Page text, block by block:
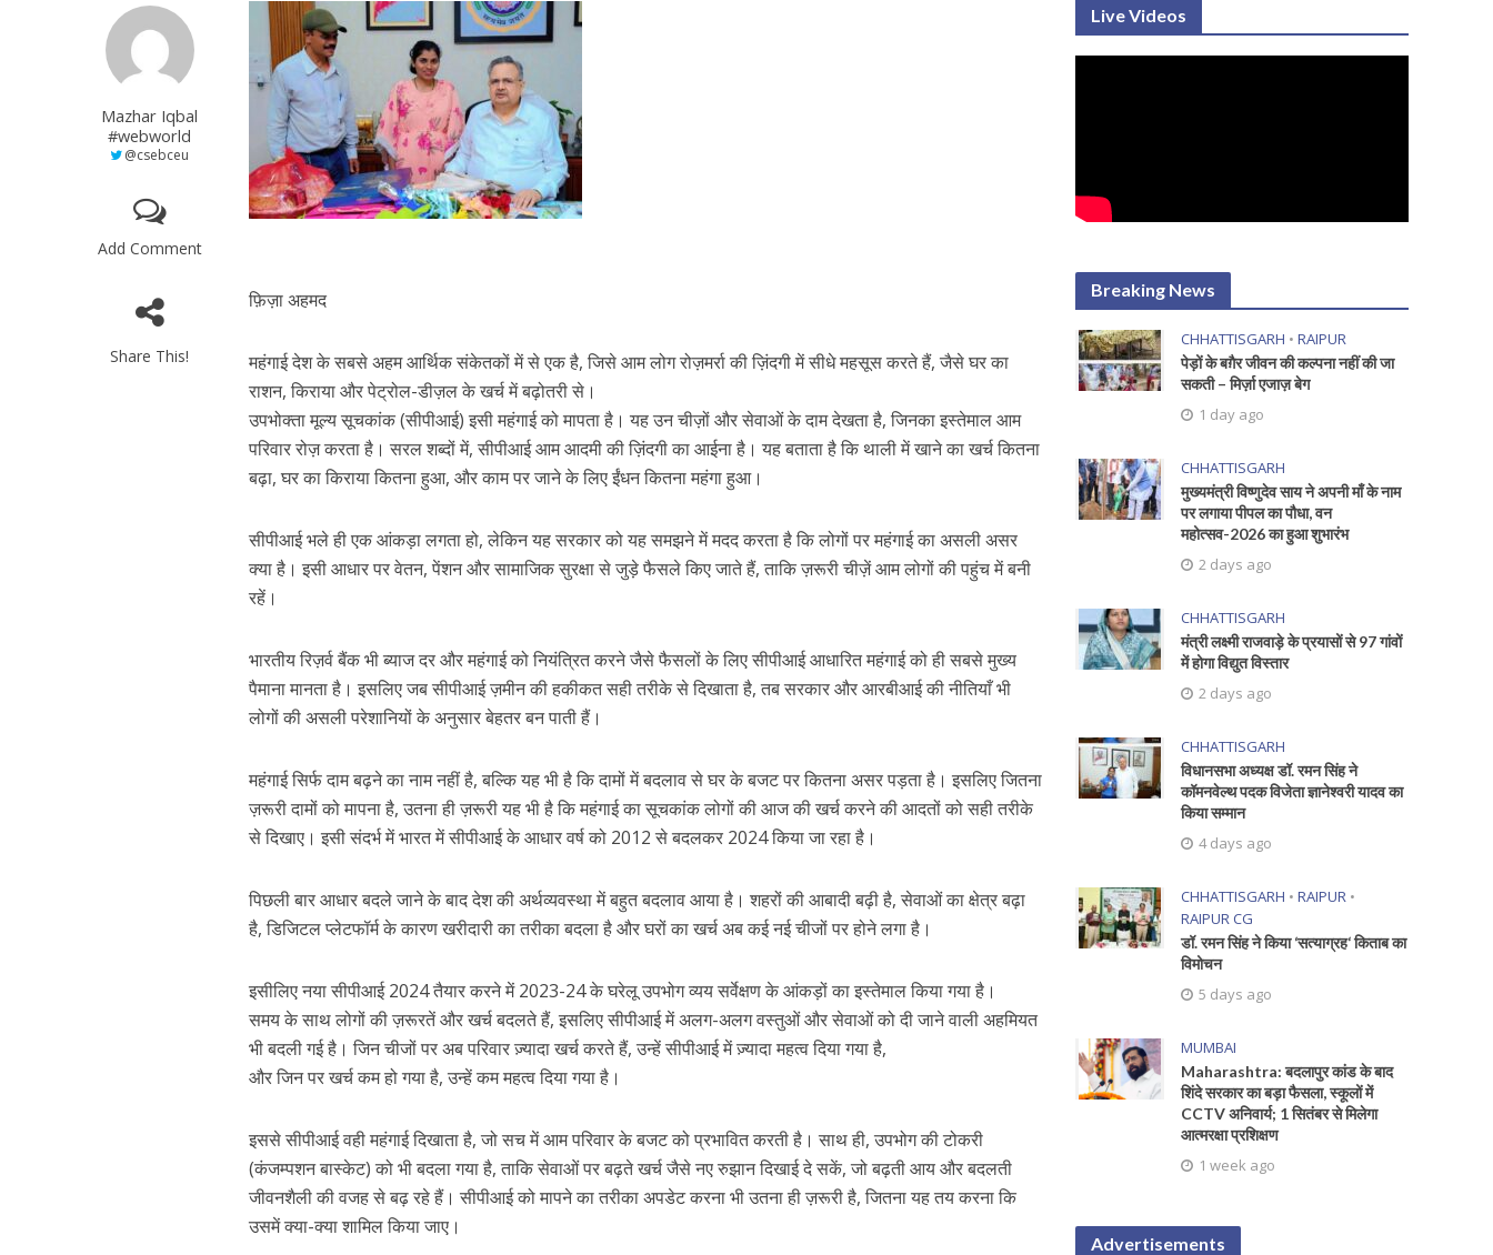
Mazhar Iqbal
#webworld
@csebceu
Add Comment
Share This!
फ़िज़ा अहमद
महंगाई देश के सबसे अहम आर्थिक संकेतकों में से एक है, जिसे आम लोग रोज़मर्रा की ज़िंदगी में सीधे महसूस करते हैं, जैसे घर का
राशन, किराया और पेट्रोल-डीज़ल के खर्च में बढ़ोतरी से।
उपभोक्ता मूल्य सूचकांक (सीपीआई) इसी महंगाई को मापता है। यह उन चीज़ों और सेवाओं के दाम देखता है, जिनका इस्तेमाल आम
परिवार रोज़ करता है। सरल शब्दों में, सीपीआई आम आदमी की ज़िंदगी का आईना है। यह बताता है कि थाली में खाने का खर्च कितना
बढ़ा, घर का किराया कितना हुआ, और काम पर जाने के लिए ईंधन कितना महंगा हुआ।
सीपीआई भले ही एक आंकड़ा लगता हो, लेकिन यह सरकार को यह समझने में मदद करता है कि लोगों पर महंगाई का असली असर
क्या है। इसी आधार पर वेतन, पेंशन और सामाजिक सुरक्षा से जुड़े फैसले किए जाते हैं, ताकि ज़रूरी चीज़ें आम लोगों की पहुंच में बनी
रहें।
भारतीय रिज़र्व बैंक भी ब्याज दर और महंगाई को नियंत्रित करने जैसे फैसलों के लिए सीपीआई आधारित महंगाई को ही सबसे मुख्य
पैमाना मानता है। इसलिए जब सीपीआई ज़मीन की हकीकत सही तरीके से दिखाता है, तब सरकार और आरबीआई की नीतियाँ भी
लोगों की असली परेशानियों के अनुसार बेहतर बन पाती हैं।
महंगाई सिर्फ दाम बढ़ने का नाम नहीं है, बल्कि यह भी है कि दामों में बदलाव से घर के बजट पर कितना असर पड़ता है। इसलिए जितना
ज़रूरी दामों को मापना है, उतना ही ज़रूरी यह भी है कि महंगाई का सूचकांक लोगों की आज की खर्च करने की आदतों को सही तरीके
से दिखाए। इसी संदर्भ में भारत में सीपीआई के आधार वर्ष को 2012 से बदलकर 2024 किया जा रहा है।
पिछली बार आधार बदले जाने के बाद देश की अर्थव्यवस्था में बहुत बदलाव आया है। शहरों की आबादी बढ़ी है, सेवाओं का क्षेत्र बढ़ा
है, डिजिटल प्लेटफॉर्म के कारण खरीदारी का तरीका बदला है और घरों का खर्च अब कई नई चीजों पर होने लगा है।
इसीलिए नया सीपीआई 2024 तैयार करने में 2023-24 के घरेलू उपभोग व्यय सर्वेक्षण के आंकड़ों का इस्तेमाल किया गया है।
समय के साथ लोगों की ज़रूरतें और खर्च बदलते हैं, इसलिए सीपीआई में अलग-अलग वस्तुओं और सेवाओं को दी जाने वाली अहमियत
भी बदली गई है। जिन चीजों पर अब परिवार ज़्यादा खर्च करते हैं, उन्हें सीपीआई में ज़्यादा महत्व दिया गया है,
और जिन पर खर्च कम हो गया है, उन्हें कम महत्व दिया गया है।
इससे सीपीआई वही महंगाई दिखाता है, जो सच में आम परिवार के बजट को प्रभावित करती है। साथ ही, उपभोग की टोकरी
(कंजम्पशन बास्केट) को भी बदला गया है, ताकि सेवाओं पर बढ़ते खर्च जैसे नए रुझान दिखाई दे सकें, जो बढ़ती आय और बदलती
जीवनशैली की वजह से बढ़ रहे हैं। सीपीआई को मापने का तरीका अपडेट करना भी उतना ही ज़रूरी है, जितना यह तय करना कि
उसमें क्या-क्या शामिल किया जाए।
Live Videos
Breaking News
CHHATTISGARH • RAIPUR
पेड़ों के बग़ैर जीवन की कल्पना नहीं की जा
सकती – मिर्ज़ा एजाज़ बेग
1 day ago
CHHATTISGARH
मुख्यमंत्री विष्णुदेव साय ने अपनी माँ के नाम
पर लगाया पीपल का पौधा, वन
महोत्सव-2026 का हुआ शुभारंभ
2 days ago
CHHATTISGARH
मंत्री लक्ष्मी राजवाड़े के प्रयासों से 97 गांवों
में होगा विद्युत विस्तार
2 days ago
CHHATTISGARH
विधानसभा अध्यक्ष डॉ. रमन सिंह ने
कॉमनवेल्थ पदक विजेता ज्ञानेश्वरी यादव का
किया सम्मान
4 days ago
CHHATTISGARH • RAIPUR •
RAIPUR CG
डॉ. रमन सिंह ने किया ‘सत्याग्रह‘ किताब का
विमोचन
5 days ago
MUMBAI
Maharashtra: बदलापुर कांड के बाद
शिंदे सरकार का बड़ा फैसला, स्कूलों में
CCTV अनिवार्य; 1 सितंबर से मिलेगा
आत्मरक्षा प्रशिक्षण
1 week ago
Advertisements